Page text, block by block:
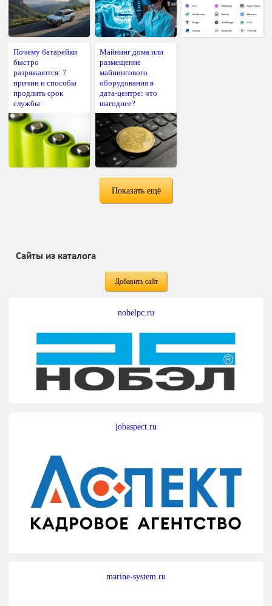
Почему батарейки
быстро
разряжаются: 7
причин и способы
продлить срок
службы
Майнинг дома или
размещение
майнингового
оборудования в
дата-центре: что
выгоднее?
Показать ещё
Сайты из каталога
Добавить сайт
nobelpc.ru
jobaspect.ru
marine-system.ru